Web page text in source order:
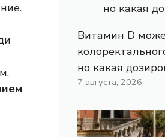
Витамин D
но какая
7 августа, 2026